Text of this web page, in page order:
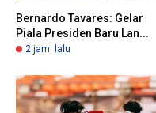
Bernardo Tavares: Gelar
Piala Presiden Baru Lan...
2 jam lalu